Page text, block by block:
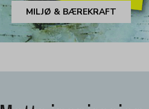
MILJØ & BÆREKRAFT